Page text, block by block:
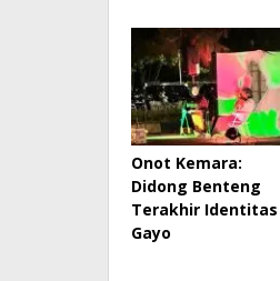
Onot Kemara:
Didong Benteng
Terakhir Identitas
Gayo